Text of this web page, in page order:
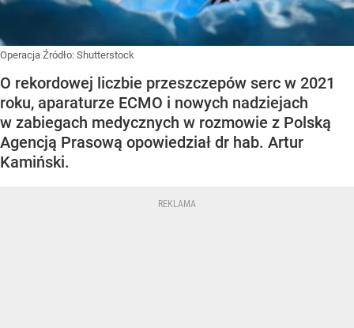
Operacja Źródło: Shutterstock
O rekordowej liczbie przeszczepów serc w 2021
roku, aparaturze ECMO i nowych nadziejach
w zabiegach medycznych w rozmowie z Polską
Agencją Prasową opowiedział dr hab. Artur
Kamiński.